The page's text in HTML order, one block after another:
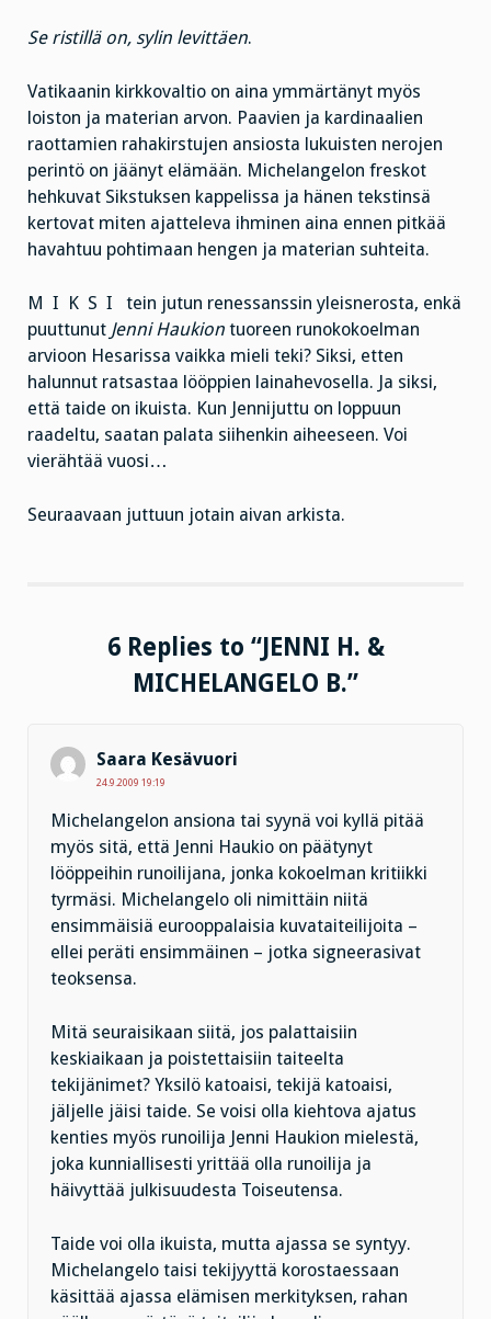
Se ristillä on, sylin levittäen.
Vatikaanin kirkkovaltio on aina ymmärtänyt myös
loiston ja materian arvon. Paavien ja kardinaalien
raottamien rahakirstujen ansiosta lukuisten nerojen
perintö on jäänyt elämään. Michelangelon freskot
hehkuvat Sikstuksen kappelissa ja hänen tekstinsä
kertovat miten ajatteleva ihminen aina ennen pitkää
havahtuu pohtimaan hengen ja materian suhteita.
M I K S I tein jutun renessanssin yleisnerosta, enkä
puuttunut Jenni Haukion tuoreen runokokoelman
arvioon Hesarissa vaikka mieli teki? Siksi, etten
halunnut ratsastaa lööppien lainahevosella. Ja siksi,
että taide on ikuista. Kun Jennijuttu on loppuun
raadeltu, saatan palata siihenkin aiheeseen. Voi
vierähtää vuosi…
Seuraavaan juttuun jotain aivan arkista.
6 Replies to “JENNI H. &
MICHELANGELO B.”
Saara Kesävuori
24.9.2009 19:19
Michelangelon ansiona tai syynä voi kyllä pitää
myös sitä, että Jenni Haukio on päätynyt
lööppeihin runoilijana, jonka kokoelman kritiikki
tyrmäsi. Michelangelo oli nimittäin niitä
ensimmäisiä eurooppalaisia kuvataiteilijoita –
ellei peräti ensimmäinen – jotka signeerasivat
teoksensa.
Mitä seuraisikaan siitä, jos palattaisiin
keskiaikaan ja poistettaisiin taiteelta
tekijänimet? Yksilö katoaisi, tekijä katoaisi,
jäljelle jäisi taide. Se voisi olla kiehtova ajatus
kenties myös runoilija Jenni Haukion mielestä,
joka kunniallisesti yrittää olla runoilija ja
häivyttää julkisuudesta Toiseutensa.
Taide voi olla ikuista, mutta ajassa se syntyy.
Michelangelo taisi tekijyyttä korostaessaan
käsittää ajassa elämisen merkityksen, rahan